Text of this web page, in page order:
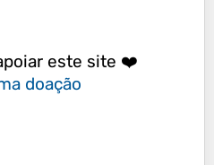
este site ❤️
doação